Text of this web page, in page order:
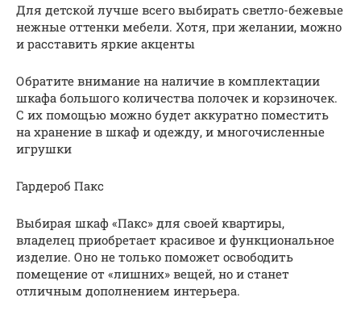
Для детской лучше всего выбирать светло-бежевые
нежные оттенки мебели. Хотя, при желании, можно
и расставить яркие акценты
Обратите внимание на наличие в комплектации
шкафа большого количества полочек и корзиночек.
С их помощью можно будет аккуратно поместить
на хранение в шкаф и одежду, и многочисленные
игрушки
Гардероб Пакс
Выбирая шкаф «Пакс» для своей квартиры,
владелец приобретает красивое и функциональное
изделие. Оно не только поможет освободить
помещение от «лишних» вещей, но и станет
отличным дополнением интерьера.